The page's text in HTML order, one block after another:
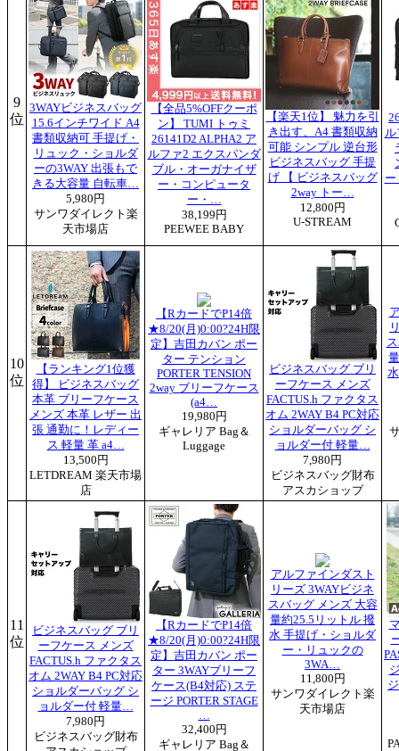
9
位
3WAYビジネスバッグ
15.6インチワイド A4
書類収納可 手提げ・
リュック・ショルダ
ーの3WAY 出張もで
きる大容量 自転車…
5,980円
サンワダイレクト楽
天市場店
【全品5%OFFクーポ
ン】 TUMI トゥミ
26141D2 ALPHA2 ア
ルファ2 エクスパンダ
ブル・オーガナイザ
ー・コンピュータ
ー・…
38,199円
PEEWEE BABY
【楽天1位】 魅力を引
き出す、A4 書類収納
可能 シンプル 逆台形
ビジネスバッグ 手提
げ 【 ビジネスバッグ
2way トー…
12,800円
U-STREAM
ル
ー
10
位
【ランキング1位獲
得】 ビジネスバッグ
本革 ブリーフケース
メンズ 本革 レザー 出
張 通勤に！レディー
ス 軽量 革 a4…
13,500円
LETDREAM 楽天市場
店
【RカードでP14倍
★8/20(月)0:00?24H限
定】吉田カバン ポー
ター テンション
PORTER TENSION
2way ブリーフケース
(a4…
19,980円
ギャレリア Bag＆
Luggage
ビジネスバッグ ブリ
ーフケース メンズ
FACTUS.h ファクタス
オム 2WAY B4 PC対応
ショルダーバッグ シ
ョルダー付 軽量…
7,980円
ビジネスバッグ財布
アスカショップ
11
位
ビジネスバッグ ブリ
ーフケース メンズ
FACTUS.h ファクタス
オム 2WAY B4 PC対応
ショルダーバッグ シ
ョルダー付 軽量…
7,980円
ビジネスバッグ財布
【RカードでP14倍
★8/20(月)0:00?24H限
定】吉田カバン ポー
ター 3WAYブリーフ
ケース(B4対応) ステ
ージ PORTER STAGE
…
32,400円
ギャレリア Bag＆
アルファインダスト
リーズ 3WAYビジネ
スバッグ メンズ 大容
量約25.5リットル 撥
水 手提げ・ショルダ
ー・リュックの
3WA…
11,800円
サンワダイレクト楽
天市場店